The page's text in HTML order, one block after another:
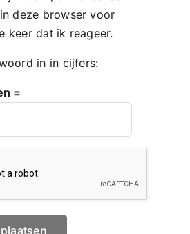
deze browser voor
keer dat ik reageer.
in in cijfers:
=